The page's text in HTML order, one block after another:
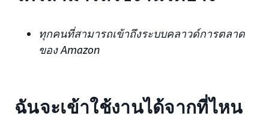
ทุกคนที่สามารถเข้าถึงระบบคลาวด์การตลาด
ของ Amazon
ฉันจะเข้าใช้งานได้จากที่ไหน